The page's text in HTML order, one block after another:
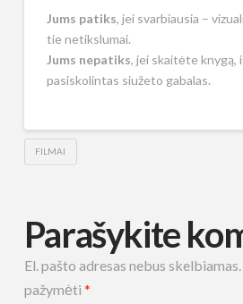
Jums patiks, jei svarbiausia –
tie netikslumai.
Jums nepatiks, jei skaitėte knygą,
pasiskolintas siužeto gabalas.
FILMAI
Parašykite
El. pašto adresas nebus skelbiamas.
pažymėti *